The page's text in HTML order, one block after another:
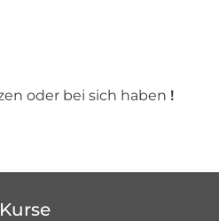
oder bei sich haben !